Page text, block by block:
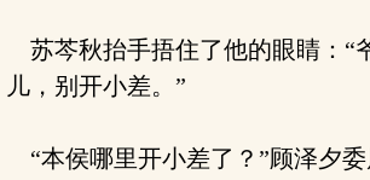
苏芩秋抬手捂住了他的眼睛：“
儿，别开小差。”
“本侯哪里开小差了？”顾泽夕